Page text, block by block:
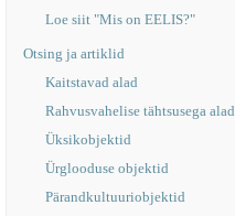
Loe siit "Mis on EELIS?"
Otsing ja artiklid
Kaitstavad alad
Rahvusvahelise tähtsusega alad
Üksikobjektid
Ürglooduse objektid
Pärandkultuuriobjektid